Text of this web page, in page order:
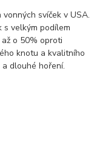
svíček v USA.
s velkým podílem
o 50% oproti
knotu a kvalitního
dlouhé hoření.